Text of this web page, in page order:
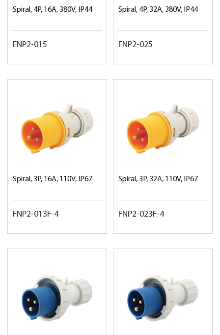
Spiral, 4P, 16A, 380V, IP44
FNP2-015
Spiral, 4P, 32A, 380V, IP44
FNP2-025
Spiral, 3P, 16A, 110V, IP67
FNP2-013F-4
Spiral, 3P, 32A, 110V, IP67
FNP2-023F-4